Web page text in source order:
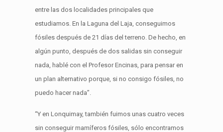
entre las dos localidades principales que
estudiamos. En la Laguna del Laja, conseguimos
fósiles después de 21 días del terreno. De hecho, en
algún punto, después de dos salidas sin conseguir
nada, hablé con el Profesor Encinas, para pensar en
un plan alternativo porque, si no consigo fósiles, no
puedo hacer nada”.
“Y en Lonquimay, también fuimos unas cuatro veces
sin conseguir mamíferos fósiles, sólo encontramos